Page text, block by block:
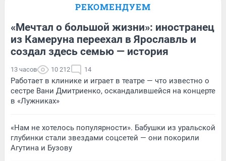
РЕКОМЕНДУЕМ
«Мечтал о большой жизни»: иностранец
из Камеруна переехал в Ярославль и
создал здесь семью — история
13 часов 10 212 14
Работает в клинике и играет в театре — что известно о
сестре Вани Дмитриенко, оскандалившейся на концерте
в «Лужниках»
«Нам не хотелось популярности». Бабушки из уральской
глубинки стали звездами соцсетей — они покорили
Агутина и Бузову